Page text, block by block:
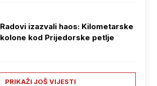
Radovi izazvali haos: Kilometarske
kolone kod Prijedorske petlje
PRIKAŽI JOŠ VIJESTI